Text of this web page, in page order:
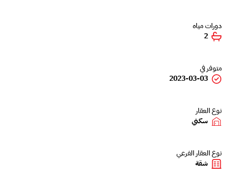
دورات مياه
2
متوفر في
2023-03-03
نوع العقار
سكني
نوع العقار الفرعي
شقة